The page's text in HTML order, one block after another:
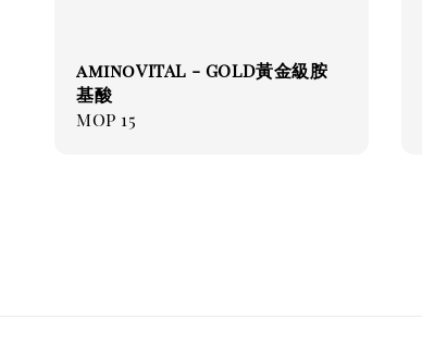
aminoVITAL - GOLD黃金級胺
基酸
Regular
MOP 15